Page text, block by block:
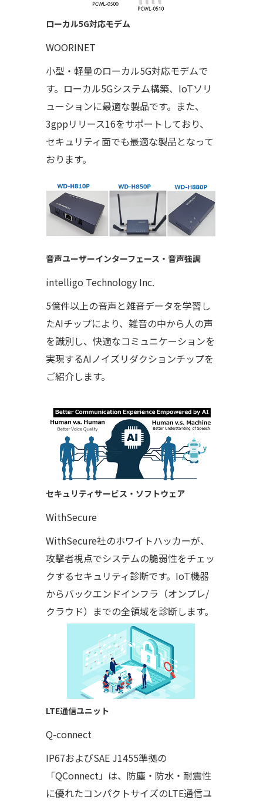
ローカル5G対応モデム
WOORINET
小型・軽量のローカル5G対応モデムで
す。ローカル5Gシステム構築、IoTソリ
ューションに最適な製品です。また、
3gppリリース16をサポートしており、
セキュリティ面でも最適な製品となって
おります。
音声ユーザーインターフェース・音声強調
intelligo Technology Inc.
5億件以上の音声と雑音データを学習し
たAIチップにより、雑音の中から人の声
を識別し、快適なコミュニケーションを
実現するAIノイズリダクションチップを
ご紹介します。
セキュリティサービス・ソフトウェア
WithSecure
WithSecure社のホワイトハッカーが、
攻撃者視点でシステムの脆弱性をチェッ
クするセキュリティ診断です。IoT機器
からバックエンドインフラ（オンプレ/
クラウド）までの全領域を診断します。
LTE通信ユニット
Q-connect
IP67およびSAE J1455準拠の
「QConnect」は、防塵・防水・耐震性
に優れたコンパクトサイズのLTE通信ユ